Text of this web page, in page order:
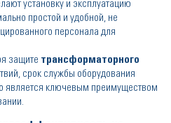
установку и эксплуатацию
простой и удобной, не
персонала для
защите трансформаторного
срок службы оборудования
является ключевым преимуществом